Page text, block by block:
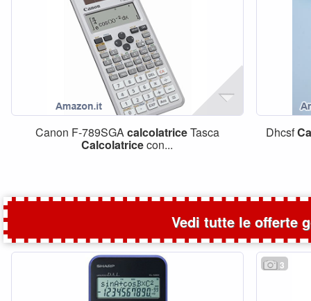
Canon F-789SGAcalcolatriceTasca
Calcolatricecon...
Dhcsf
Vedi tutte le offerte
3